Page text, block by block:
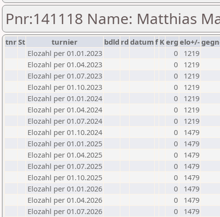
Pnr:141118 Name: Matthias
tnrSt turnier bdld rd datumf Kerg elo+/-
Elozahl per 01.01.2023
0
1219
Elozahl per 01.04.2023
0
1219
Elozahl per 01.07.2023
0
1219
Elozahl per 01.10.2023
0
1219
Elozahl per 01.01.2024
0
1219
Elozahl per 01.04.2024
0
1219
Elozahl per 01.07.2024
0
1219
Elozahl per 01.10.2024
0
1479
Elozahl per 01.01.2025
0
1479
Elozahl per 01.04.2025
0
1479
Elozahl per 01.07.2025
0
1479
Elozahl per 01.10.2025
0
1479
Elozahl per 01.01.2026
0
1479
Elozahl per 01.04.2026
0
1479
Elozahl per 01.07.2026
0
1479